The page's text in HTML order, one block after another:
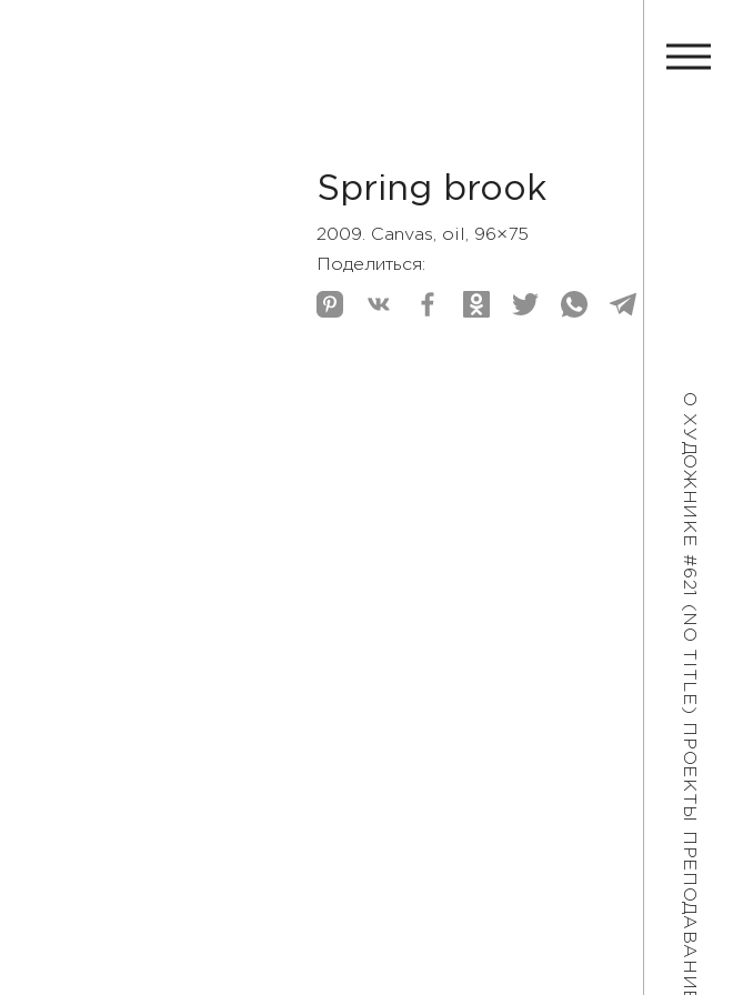
О ХУДОЖНИКЕ
#621 (NO TITLE)
ПРОЕКТЫ
ПРЕПОДАВАНИЕ
Spring brook
2009. Canvas, oil, 96×75
Поделиться: